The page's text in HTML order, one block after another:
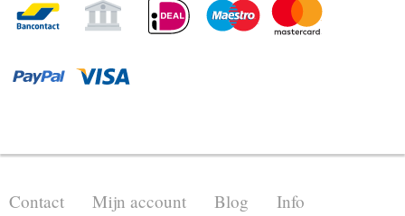
Contact Mijn account Blog Info